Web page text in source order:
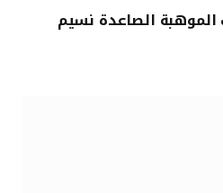
الموهبة الصاعدة نسيم